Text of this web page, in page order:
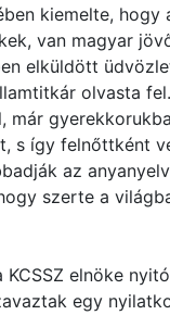
kiemelte,
van magyar
elküldött
olvasta
már
s így felnőttként
az
szerte a
elnöke
egy